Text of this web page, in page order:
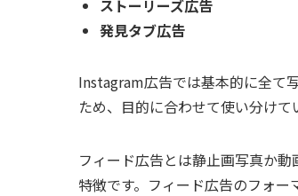
ストーリーズ広告
発見タブ広告
Instagram広告では基本的に全て
ため、目的に合わせて使い分けて
フィード広告とは静止画写真か
特徴です。フィード広告のフォ